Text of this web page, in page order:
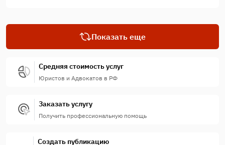
лица...
Показать еще
Средняя стоимость услуг
Юристов и Адвокатов в РФ
Заказать услугу
Получить профессиональную помощь
Создать публикацию